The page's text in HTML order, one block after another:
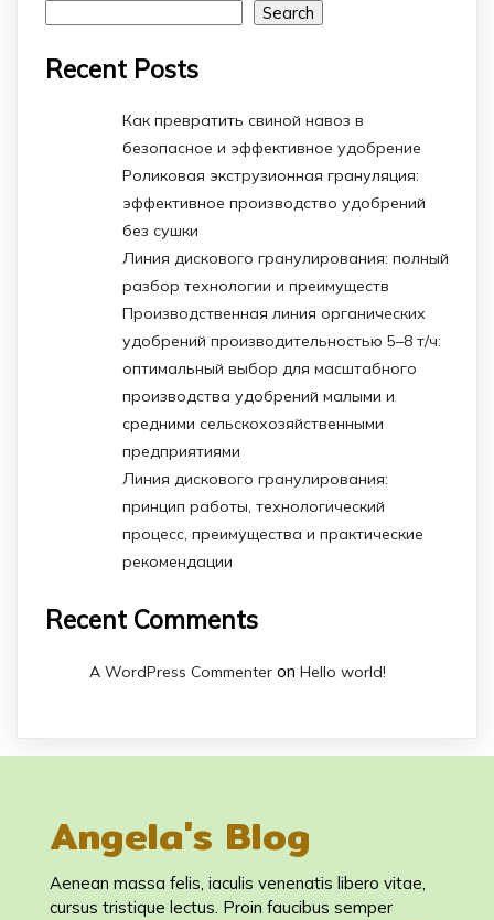
Search
Recent Posts
Как превратить свиной навоз в
безопасное и эффективное удобрение
Роликовая экструзионная грануляция:
эффективное производство удобрений
без сушки
Линия дискового гранулирования: полный
разбор технологии и преимуществ
Производственная линия органических
удобрений производительностью 5–8 т/ч:
оптимальный выбор для масштабного
производства удобрений малыми и
средними сельскохозяйственными
предприятиями
Линия дискового гранулирования:
принцип работы, технологический
процесс, преимущества и практические
рекомендации
Recent Comments
A WordPress Commenter on Hello world!
Angela's Blog
Aenean massa felis, iaculis venenatis libero vitae,
cursus tristique lectus. Proin faucibus semper